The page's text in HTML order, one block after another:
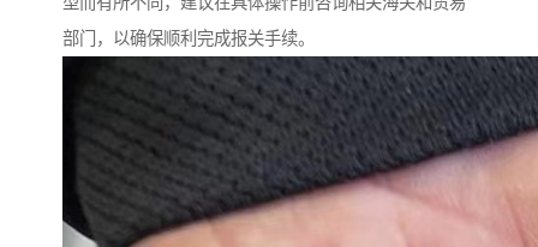
部门，以确保顺利完成报关手续。